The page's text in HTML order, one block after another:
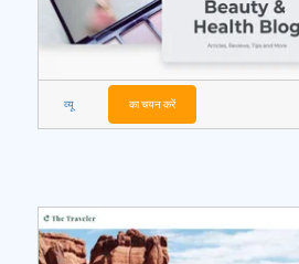
व्यू का चयन करें